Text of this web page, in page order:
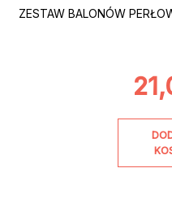
ZESTAW BALONÓW